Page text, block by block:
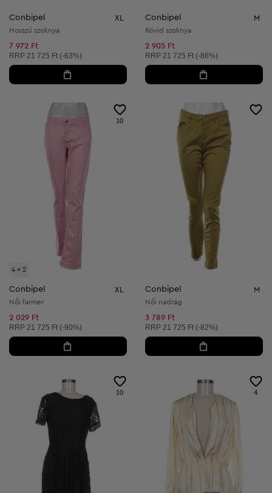
Conbipel XL
Hosszú szoknya
7 972 Ft
Ajánlott ár:
RRP 21 725 Ft (-63%)
Conbipel M
Rövid szoknya
2 905 Ft
Ajánlott ár:
RRP 21 725 Ft (-86%)
4 = 2
10
Conbipel XL
Női farmer
2 029 Ft
Ajánlott ár:
RRP 21 725 Ft (-90%)
Conbipel M
Női nadrág
3 789 Ft
Ajánlott ár:
RRP 21 725 Ft (-82%)
10 4